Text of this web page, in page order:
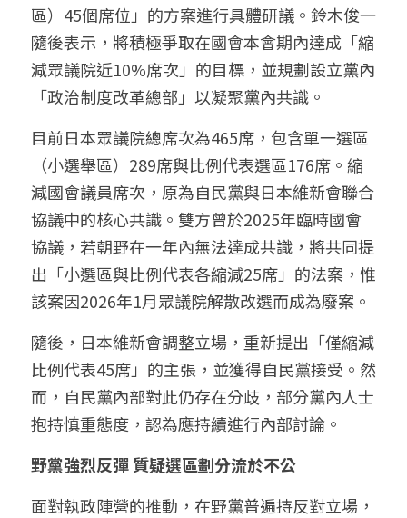
區）45個席位」的方案進行具體研議。鈴木俊一
隨後表示，將積極爭取在國會本會期內達成「縮
減眾議院近10%席次」的目標，並規劃設立黨內
「政治制度改革總部」以凝聚黨內共識。
目前日本眾議院總席次為465席，包含單一選區
（小選舉區）289席與比例代表選區176席。縮
減國會議員席次，原為自民黨與日本維新會聯合
協議中的核心共識。雙方曾於2025年臨時國會
協議，若朝野在一年內無法達成共識，將共同提
出「小選區與比例代表各縮減25席」的法案，惟
該案因2026年1月眾議院解散改選而成為廢案。
隨後，日本維新會調整立場，重新提出「僅縮減
比例代表45席」的主張，並獲得自民黨接受。然
而，自民黨內部對此仍存在分歧，部分黨內人士
抱持慎重態度，認為應持續進行內部討論。
野黨強烈反彈 質疑選區劃分流於不公
面對執政陣營的推動，在野黨普遍持反對立場，